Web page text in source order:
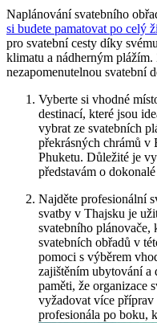
Naplánování svatebního
si budete pamatovat po celý
pro svatební cesty díky
klimatu a nádherným
nezapomenutelnou svatební
Vyberte si vhodné
destinací, které jsou
vybrat ze svatebních
překrásných chrámů v
Phuketu. Důležité je
představám o
Najděte profesionální
svatby v Thajsku je
svatebního plánovače,
svatebních obřadů v
pomoci s výběrem
zajištěním ubytování a
paměti, že organizace
vyžadovat více
profesionála po boku,